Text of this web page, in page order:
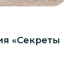
«Секреты